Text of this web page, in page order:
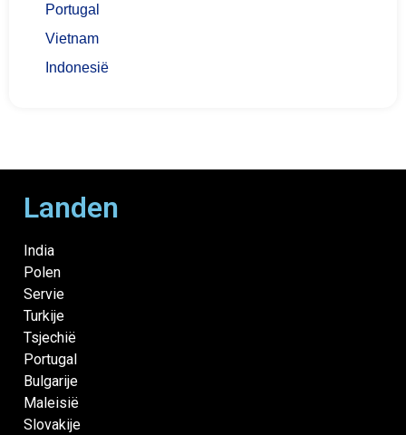
Portugal
Vietnam
Indonesië
Landen
India
Polen
Servie
Turkije
Tsjechië
Portugal
Bulgarije
Maleisië
Slovakije